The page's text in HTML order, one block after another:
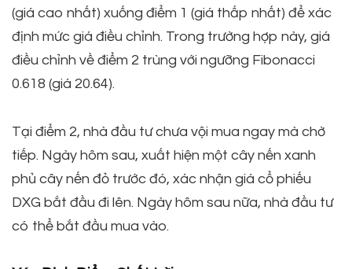
(giá cao nhất) xuống điểm 1 (giá thấp nhất) để xác
định mức giá điều chỉnh. Trong trường hợp này, giá
điều chỉnh về điểm 2 trùng với ngưỡng Fibonacci
0.618 (giá 20.64).
Tại điểm 2, nhà đầu tư chưa vội mua ngay mà chờ
tiếp. Ngày hôm sau, xuất hiện một cây nến xanh
phủ cây nến đỏ trước đó, xác nhận giá cổ phiếu
DXG bắt đầu đi lên. Ngày hôm sau nữa, nhà đầu tư
có thể bắt đầu mua vào.